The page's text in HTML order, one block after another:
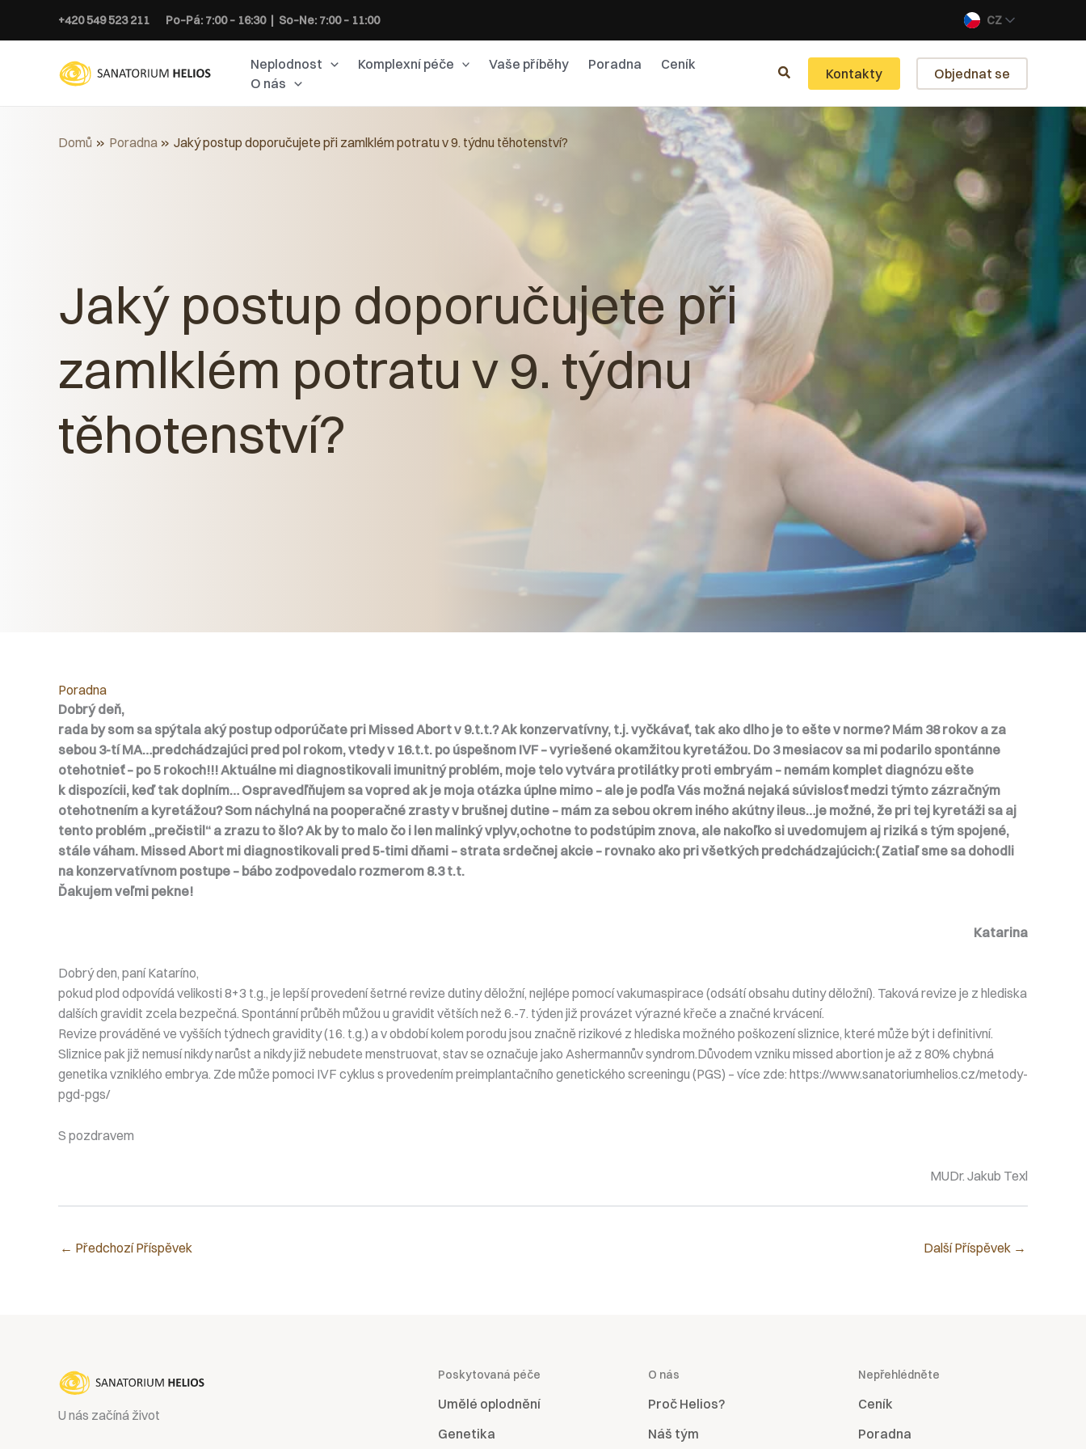
+420 549 523 211 Po–Pá: 7:00 – 16:30 | So–Ne: 7:00 – 11:00 CZ
Neplodnost Komplexní péče Vaše příběhy Poradna
Ceník
O nás
Kontakty Objednat se
Jaký postup doporučujete při
zamlklém potratu v 9. týdnu
těhotenství?
Domů Poradna Jaký postup doporučujete při zamlklém potratu v 9. týdnu těhotenství?
Poradna
Dobrý deň,
rada by som sa spýtala aký postup odporúčate pri Missed Abort v 9.t.t.? Ak konzervatívny, t.j. vyčkávať, tak ako dlho je to ešte v norme? Mám 38 rokov a za
sebou 3-tí MA…predchádzajúci pred pol rokom, vtedy v 16.t.t. po úspešnom IVF – vyriešené okamžitou kyretážou. Do 3 mesiacov sa mi podarilo spontánne
otehotnieť – po 5 rokoch!!! Aktuálne mi diagnostikovali imunitný problém, moje telo vytvára protilátky proti embryám – nemám komplet diagnózu ešte
k dispozícii, keď tak doplním… Ospravedľňujem sa vopred ak je moja otázka úplne mimo – ale je podľa Vás možná nejaká súvislosť medzi týmto zázračným
otehotnením a kyretážou? Som náchylná na pooperačné zrasty v brušnej dutine – mám za sebou okrem iného akútny ileus…je možné, že pri tej kyretáži sa aj
tento problém „prečistil“ a zrazu to šlo? Ak by to malo čo i len malinký vplyv,ochotne to podstúpim znova, ale nakoľko si uvedomujem aj riziká s tým spojené,
stále váham. Missed Abort mi diagnostikovali pred 5-timi dňami – strata srdečnej akcie – rovnako ako pri všetkých predchádzajúcich:( Zatiaľ sme sa dohodli
na konzervatívnom postupe – bábo zodpovedalo rozmerom 8.3 t.t.
Ďakujem veľmi pekne!
Katarina
Dobrý den, paní Kataríno,
pokud plod odpovídá velikosti 8+3 t.g., je lepší provedení šetrné revize dutiny děložní, nejlépe pomocí vakumaspirace (odsátí obsahu dutiny děložní). Taková revize je z hlediska
dalších gravidit zcela bezpečná. Spontánní průběh můžou u gravidit větších než 6.-7. týden již provázet výrazné křeče a značné krvácení.
Revize prováděné ve vyšších týdnech gravidity (16. t.g.) a v období kolem porodu jsou značně rizikové z hlediska možného poškození sliznice, které může být i definitivní.
Sliznice pak již nemusí nikdy narůst a nikdy již nebudete menstruovat, stav se označuje jako Ashermannův syndrom.Důvodem vzniku missed abortion je až z 80% chybná
genetika vzniklého embrya. Zde může pomoci IVF cyklus s provedením preimplantačního genetického screeningu (PGS) – více zde: https://www.sanatoriumhelios.cz/metody-
pgd-pgs/
S pozdravem
MUDr. Jakub Texl
← Předchozí Příspěvek Další Příspěvek →
U nás začíná život
Poskytovaná péče
Umělé oplodnění
Genetika
O nás
Proč Helios?
Náš tým
Nepřehlédněte
Ceník
Poradna